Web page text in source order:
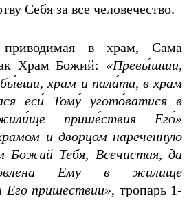
Себя за все человечество.
приводимая в храм, Сама
Храм Божий: «Превы́шши,
храм и пала́та, в храм
еси́ Тому́ угото́ватися в
прише́ствия Его́»
и дворцом нареченную
Божий Тебя, Всечистая, да
Ему в жилище
Его пришествии», тропарь 1-